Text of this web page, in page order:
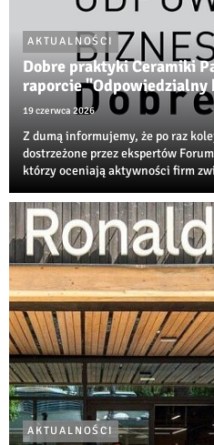
AKTUALNOŚCI
Dobre praktyki Ceramiki
raporcie "Odpowiedzialny
19 czerwca 2026
Z dumą informujemy, że po raz
dostrzeżone przez ekspertów
którzy oceniają aktywności firm
odpowiedzialnością biznesu.
AKTUALNOŚCI